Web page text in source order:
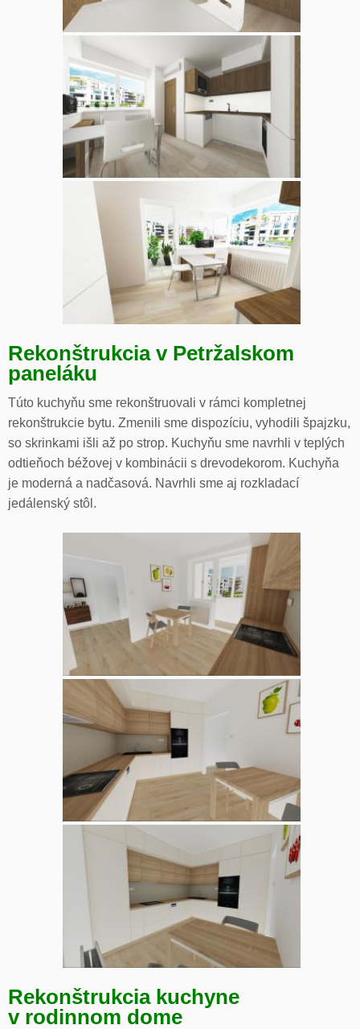
Rekonštrukcia v Petržalskom
paneláku
Túto kuchyňu sme rekonštruovali v rámci kompletnej
rekonštrukcie bytu. Zmenili sme dispozíciu, vyhodili špajzku,
so skrinkami išli až po strop. Kuchyňu sme navrhli v teplých
odtieňoch béžovej v kombinácii s drevodekorom. Kuchyňa
je moderná a nadčasová. Navrhli sme aj rozkladací
jedálenský stôl.
Rekonštrukcia kuchyne
v rodinnom dome